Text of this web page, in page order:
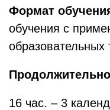
Формат
обучения с
образовательных
16 час. – 3